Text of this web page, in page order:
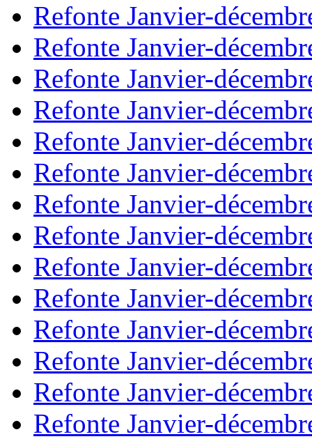
Refonte Janvier-
Refonte Janvier-
Refonte Janvier-
Refonte Janvier-
Refonte Janvier-
Refonte Janvier-
Refonte Janvier-
Refonte Janvier-
Refonte Janvier-
Refonte Janvier-
Refonte Janvier-
Refonte Janvier-
Refonte Janvier-
Refonte Janvier-